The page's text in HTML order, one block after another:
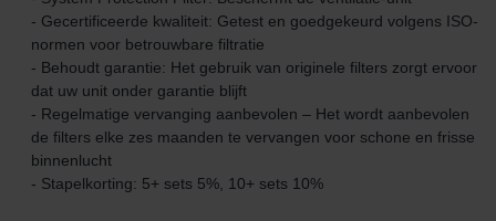
- Gecertificeerde kwaliteit: Getest en goedgekeurd volgens ISO-
normen voor betrouwbare filtratie
- Behoudt garantie: Het gebruik van originele filters zorgt ervoor
dat uw unit onder garantie blijft
- Regelmatige vervanging aanbevolen – Het wordt aanbevolen
de filters elke zes maanden te vervangen voor schone en frisse
binnenlucht
- Stapelkorting: 5+ sets 5%, 10+ sets 10%